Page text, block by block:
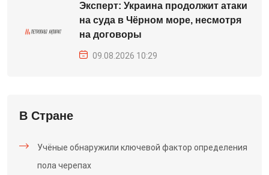
Эксперт: Украина продолжит атаки
на суда в Чёрном море, несмотря
на договоры
09.08.2026 10:29
В Стране
Учёные обнаружили ключевой фактор определения
пола черепах